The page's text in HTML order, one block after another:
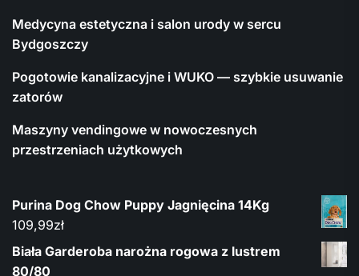
Medycyna estetyczna i salon urody w sercu
Bydgoszczy
Pogotowie kanalizacyjne i WUKO — szybkie usuwanie
zatorów
Maszyny vendingowe w nowoczesnych
przestrzeniach użytkowych
Purina Dog Chow Puppy Jagnięcina 14Kg
109,99zł
Biała Garderoba narożna rogowa z lustrem
80/80